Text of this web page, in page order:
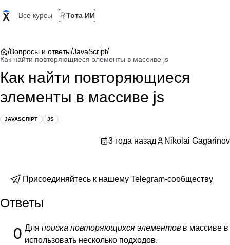
Все курсы Тота ИИ
/Вопросы и ответы/JavaScript/
Как найти повторяющиеся элементы в массиве js
Как найти повторяющиеся
элементы в массиве js
JAVASCRIPT JS
3 года назад Nikolai Gagarinov
Присоединяйтесь к нашему Telegram-сообществу
Ответы
0 Для поиска повторяющихся элементов в массиве
использовать несколько подходов.